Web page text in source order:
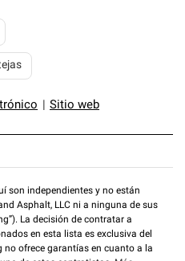
Sitio web
son independientes y no están
Asphalt, LLC ni a ninguna de sus
La decisión de contratar a
en esta lista es exclusiva del
no ofrece garantías en cuanto a la